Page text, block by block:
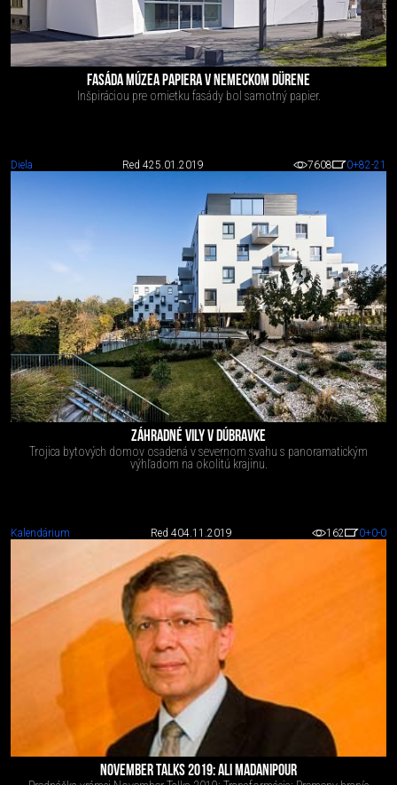
FASÁDA MÚZEA PAPIERA V NEMECKOM DÜRENE
Inšpiráciou pre omietku fasády bol samotný papier.
Diela Red 425.01.2019 7608 0+82-21
ZÁHRADNÉ VILY V DÚBRAVKE
Trojica bytových domov osadená v severnom svahu s panoramatickým
výhľadom na okolitú krajinu.
Kalendárium Red 404.11.2019 162 0+0-0
NOVEMBER TALKS 2019: ALI MADANIPOUR